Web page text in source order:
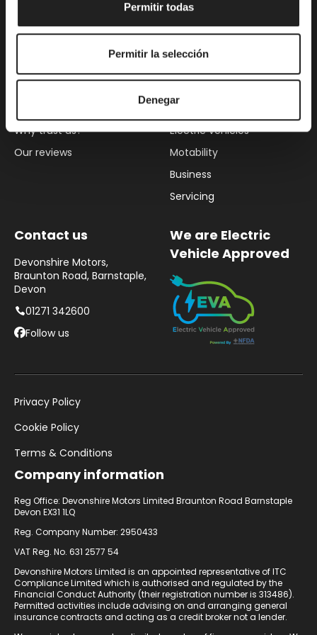
Permitir todas
Permitir la selección
Denegar
About Devonshire Motors
Why trust us?
Our reviews
Our services
Used vehicles
Electric vehicles
Motability
Business
Servicing
Contact us
Devonshire Motors,
Braunton Road, Barnstaple,
Devon
01271 342600
Follow us
We are Electric
Vehicle Approved
Privacy Policy
Cookie Policy
Terms & Conditions
Company information
Reg Office: Devonshire Motors Limited Braunton Road Barnstaple
Devon EX31 1LQ
Reg. Company Number: 2950433
VAT Reg. No. 631 2577 54
Devonshire Motors Limited is an appointed representative of ITC
Compliance Limited which is authorised and regulated by the
Financial Conduct Authority (their registration number is 313486).
Permitted activities include advising on and arranging general
insurance contracts and acting as a credit broker not a lender.